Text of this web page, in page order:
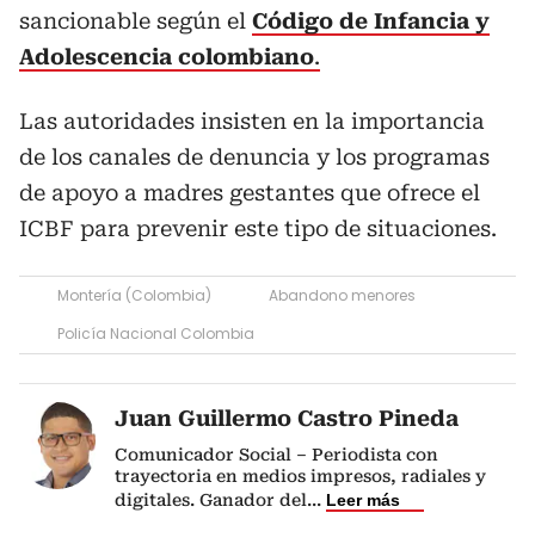
sancionable según el Código de Infancia y
Adolescencia colombiano.
Las autoridades insisten en la importancia
de los canales de denuncia y los programas
de apoyo a madres gestantes que ofrece el
ICBF para prevenir este tipo de situaciones.
Montería (Colombia)
Abandono menores
Policía Nacional Colombia
Juan Guillermo Castro Pineda
Comunicador Social – Periodista con
trayectoria en medios impresos, radiales y
digitales. Ganador del... Leer más